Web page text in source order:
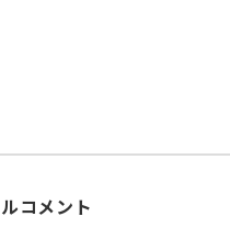
コメント